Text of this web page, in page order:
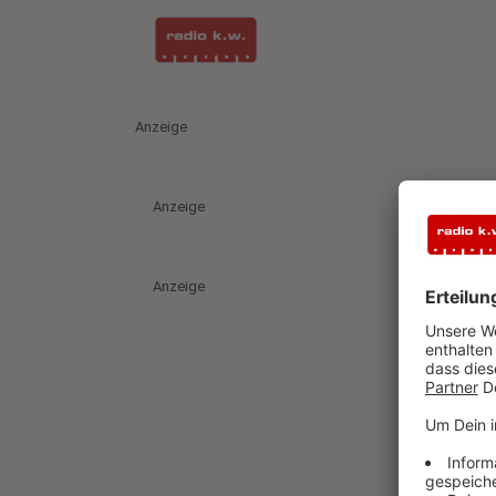
Anzeige
Anzeige
Anzeige